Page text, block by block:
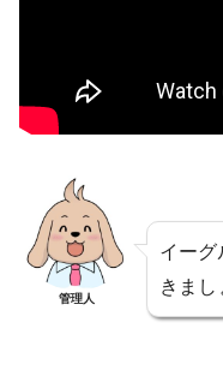
管理人
イーグ
きまし